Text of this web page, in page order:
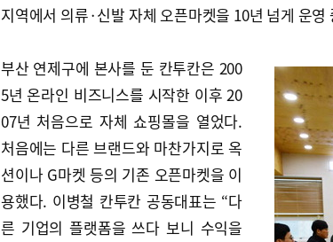
지역에서 의류·신발 자체 오픈마켓을 10년 넘게 운영
부산 연제구에 본사를 둔 칸투칸은 200
5년 온라인 비즈니스를 시작한 이후 20
07년 처음으로 자체 쇼핑몰을 열었다.
처음에는 다른 브랜드와 마찬가지로 옥
션이나 G마켓 등의 기존 오픈마켓을 이
용했다. 이병철 칸투칸 공동대표는 “다
른 기업의 플랫폼을 쓰다 보니 수익을